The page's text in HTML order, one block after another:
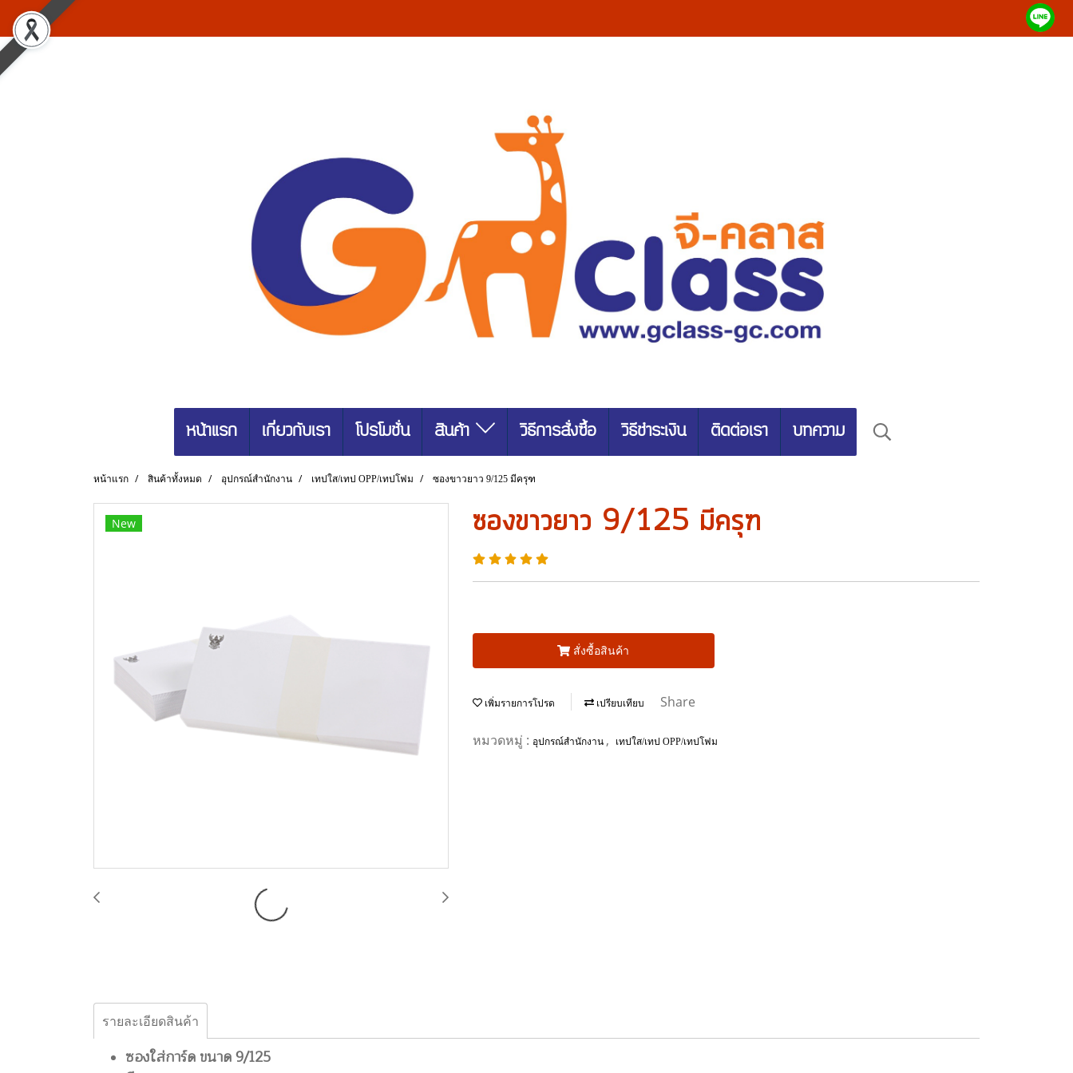
หน้าแรก เกี่ยวกับเรา โปรโมชั่น สินค้า วิธีการสั่งซื้อ วิธีชำระเงิน ติดต่อเรา บทความ
หน้าแรก สินค้าทั้งหมด อุปกรณ์สำนักงาน เทปใส/เทป OPP/เทปโฟม ซองขาวยาว 9/125 มีครุฑ
New ซองขาวยาว 9/125 มีครุฑ
สั่งซื้อสินค้า
เพิ่มรายการโปรด เปรียบเทียบ Share
หมวดหมู่ : อุปกรณ์สำนักงาน , เทปใส/เทป OPP/เทปโฟม
รายละเอียดสินค้า
ซองใส่การ์ด ขนาด 9/125